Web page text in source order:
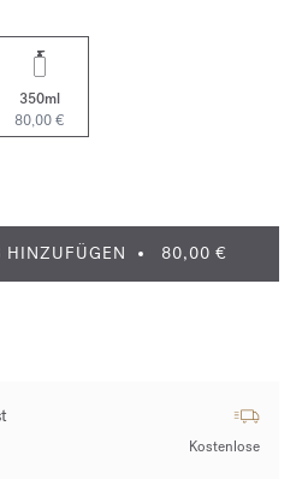
350ml
80,00 €
HINZUFÜGEN 80,00 €
Kostenlose